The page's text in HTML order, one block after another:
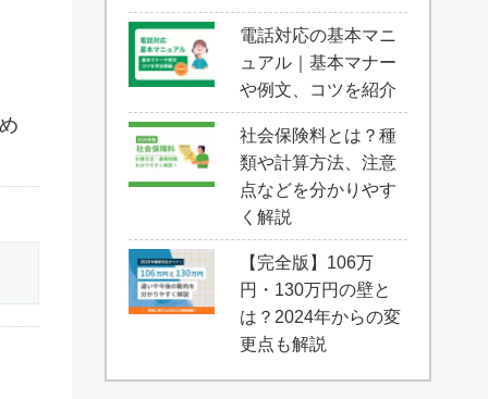
電話対応の基本マニ
ュアル｜基本マナー
や例文、コツを紹介
社会保険料とは？種
類や計算方法、注意
点などを分かりやす
く解説
【完全版】106万
円・130万円の壁と
は？2024年からの変
更点も解説